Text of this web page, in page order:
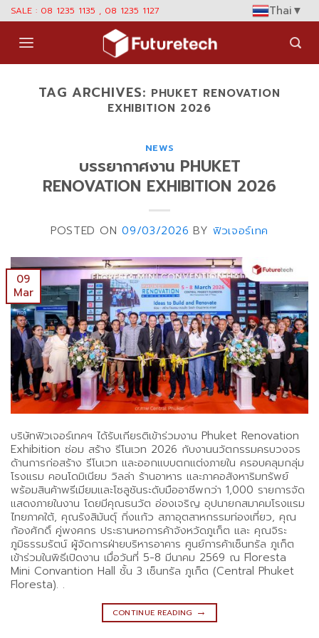
Skip
content
SALE : 08 1235 1135 , 08 1235 1127 Thai▼
TAG ARCHIVES: PHUKET RENOVATION
EXHIBITION 2026
NEWS
บรรยากาศงาน PHUKET
RENOVATION EXHIBITION 2026
POSTED ON09/03/2026 BYฟิวเจอร์เทค
09
Mar
บริษัทฟิวเจอร์เทคฯ ได้รับเกียรติเข้าร่วมงาน Phuket Renovation
Exhibition ซ่อม สร้าง รีโนเวท 2026 กับงานนวัตกรรมครบวงจร
ด้านการก่อสร้าง รีโนเวท และออกแบบตกแต่งภายใน ครอบคลุมกลุ่ม
โรงแรม คอนโดมิเนียม วิลล่า ร้านอาหาร และภาคอสังหาริมทรัพย์
พร้อมสินค้าพรีเมียมและโซลูชันระดับมืออาชีพกว่า 1,000 รายการจัด
แสดงภายในงาน โดยมีคุณธนวัต อ่องเจริญ อุปนายกสมาคมโรงแรม
ไทยภาคใต้, คุณรังสิมันตุ์ กิ่งแก้ว สภาอุตสาหกรรมท่องเที่ยว, คุณ
ก้องศักดิ์ คู่พงศกร ประธานหอการค้าจังหวัดภูเก็ต และ คุณจิระ
ภูมิธรรมรัตน์ ผู้จัดการฝ่ายบริหารอาคาร ศูนย์การค้าเซ็นทรัล ภูเก็ต
เข้าร่วมในพิธีเปิดงาน เมื่อวันที่ 5-8 มีนาคม 2569 ณ Floresta
Mini Convantion Hall ชั้น 3 เซ็นทรัล ภูเก็ต (Central Phuket
Floresta). .
CONTINUE READING →